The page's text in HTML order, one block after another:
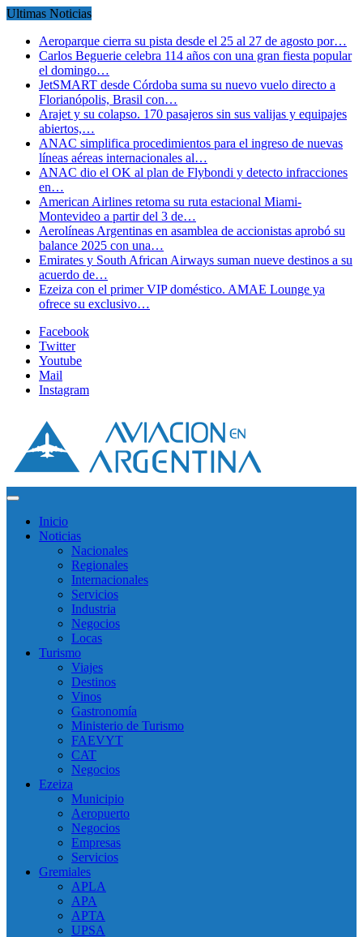
Ultimas Noticias
Aeroparque cierra su pista desde el 25 al 27 de agosto por…
Carlos Beguerie celebra 114 años con una gran fiesta popular
el domingo…
JetSMART desde Córdoba suma su nuevo vuelo directo a
Florianópolis, Brasil con…
Arajet y su colapso. 170 pasajeros sin sus valijas y equipajes
abiertos,…
ANAC simplifica procedimientos para el ingreso de nuevas
líneas aéreas internacionales al…
ANAC dio el OK al plan de Flybondi y detecto infracciones
en…
American Airlines retoma su ruta estacional Miami-
Montevideo a partir del 3 de…
Aerolíneas Argentinas en asamblea de accionistas aprobó su
balance 2025 con una…
Emirates y South African Airways suman nueve destinos a su
acuerdo de…
Ezeiza con el primer VIP doméstico. AMAE Lounge ya
ofrece su exclusivo…
Facebook
Twitter
Youtube
Mail
Instagram
Inicio
Noticias
Nacionales
Regionales
Internacionales
Servicios
Industria
Negocios
Locas
Turismo
Viajes
Destinos
Vinos
Gastronomía
Ministerio de Turismo
FAEVYT
CAT
Negocios
Ezeiza
Municipio
Aeropuerto
Negocios
Empresas
Servicios
Gremiales
APLA
APA
APTA
UPSA